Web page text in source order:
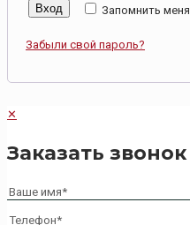
Запомнить меня
Вход
Забыли свой пароль?
✕
Заказать звонок